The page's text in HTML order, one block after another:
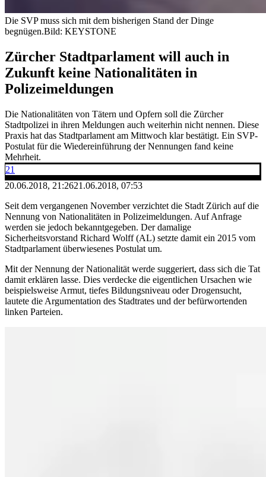
Die SVP muss sich mit dem bisherigen Stand der Dinge
begnügen.Bild: KEYSTONE
Zürcher Stadtparlament will auch in
Zukunft keine Nationalitäten in
Polizeimeldungen
Die Nationalitäten von Tätern und Opfern soll die Zürcher
Stadtpolizei in ihren Meldungen auch weiterhin nicht nennen. Diese
Praxis hat das Stadtparlament am Mittwoch klar bestätigt. Ein SVP-
Postulat für die Wiedereinführung der Nennungen fand keine
Mehrheit.
21
20.06.2018, 21:2621.06.2018, 07:53
Seit dem vergangenen November verzichtet die Stadt Zürich auf die
Nennung von Nationalitäten in Polizeimeldungen. Auf Anfrage
werden sie jedoch bekanntgegeben. Der damalige
Sicherheitsvorstand Richard Wolff (AL) setzte damit ein 2015 vom
Stadtparlament überwiesenes Postulat um.
Mit der Nennung der Nationalität werde suggeriert, dass sich die Tat
damit erklären lasse. Dies verdecke die eigentlichen Ursachen wie
beispielsweise Armut, tiefes Bildungsniveau oder Drogensucht,
lautete die Argumentation des Stadtrates und der befürwortenden
linken Parteien.